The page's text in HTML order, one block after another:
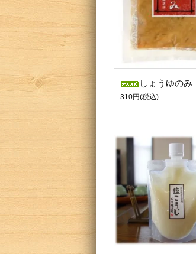
しょうゆのみ
310円(税込)